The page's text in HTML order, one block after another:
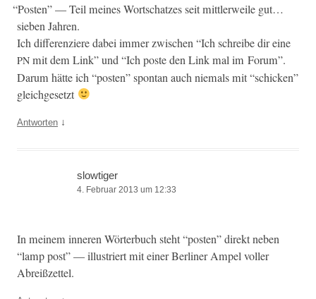
“Posten” — Teil meines Wortschatzes seit mit­tler­weile gut…
sieben Jahren.
Ich dif­feren­ziere dabei immer zwis­chen “Ich schreibe dir eine
PN mit dem Link” und “Ich poste den Link mal im Forum”.
Darum hätte ich “posten” spon­tan auch niemals mit “schick­en”
gleichgesetzt
Antworten ↓
slowtiger
4. Februar 2013 um 12:33
In meinem inneren Wörter­buch ste­ht “posten” direkt neben
“lamp post” — illus­tri­ert mit ein­er Berlin­er Ampel voller
Abreißzettel.